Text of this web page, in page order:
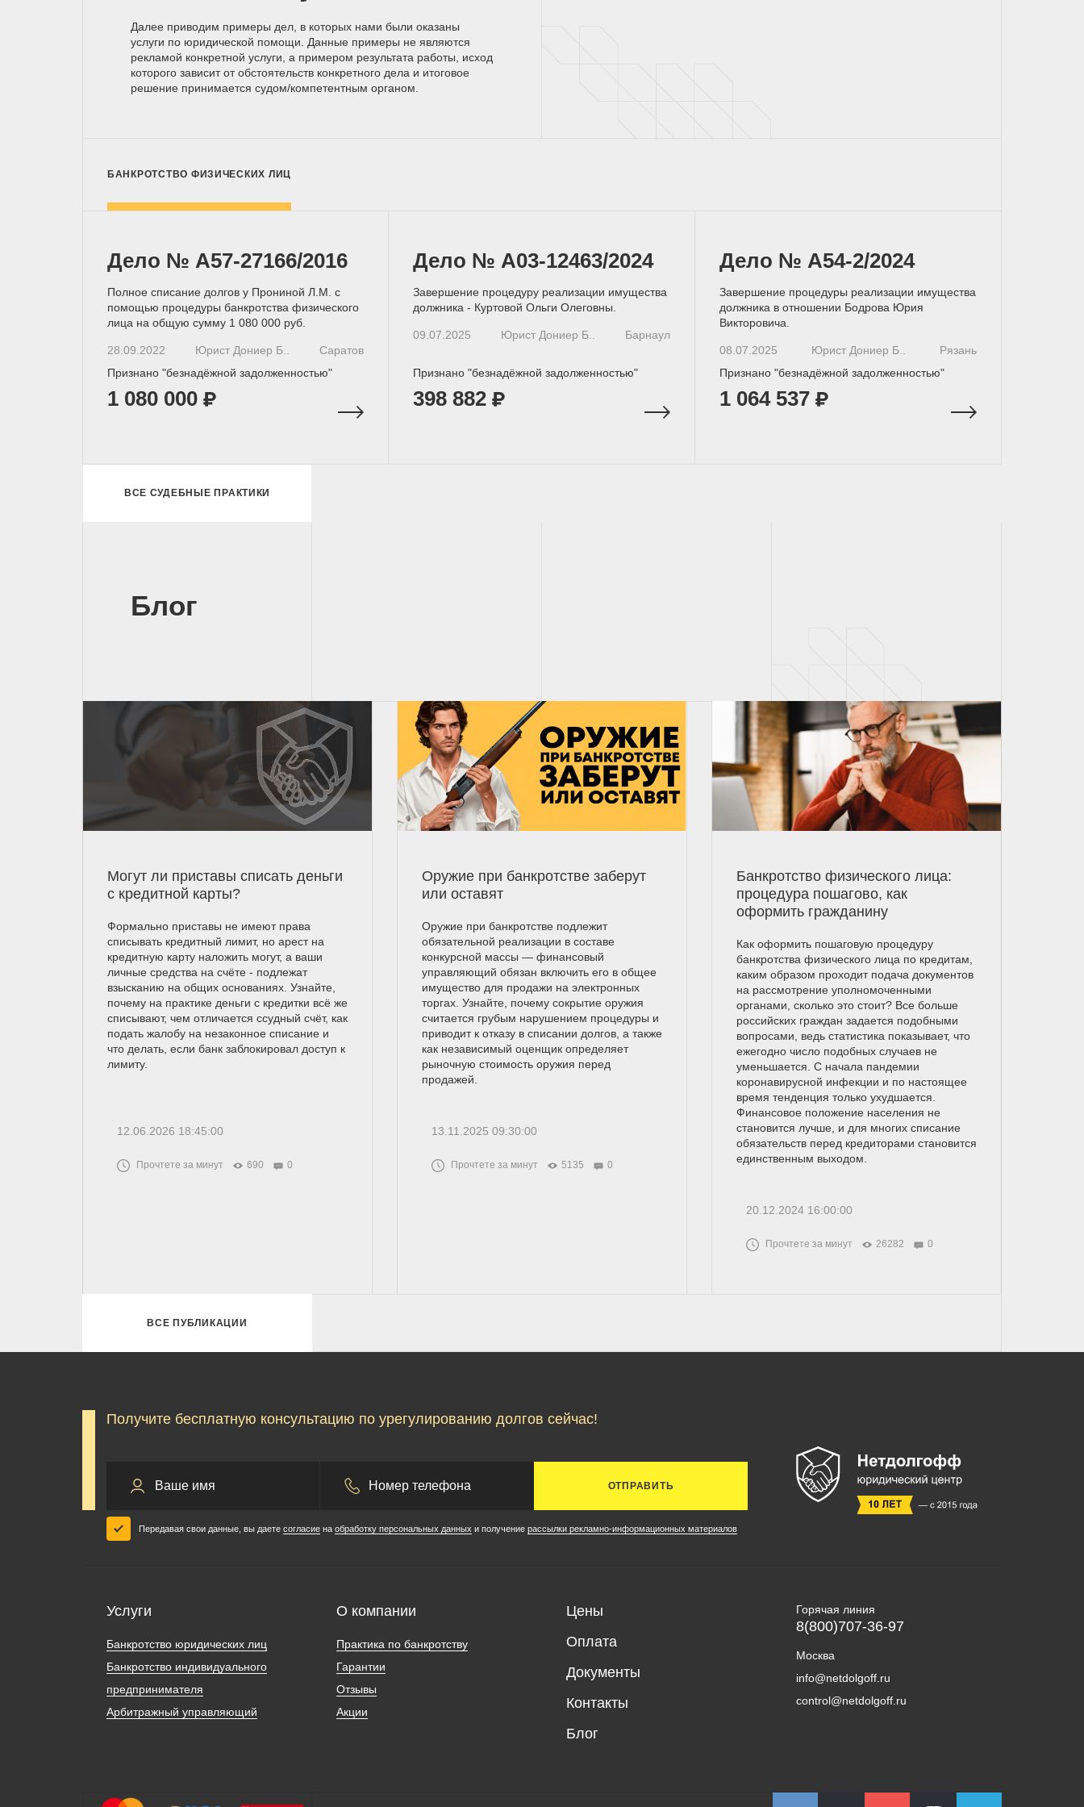
Далее приводим примеры дел, в которых нами были оказаны
услуги по юридической помощи. Данные примеры не являются
рекламой конкретной услуги, а примером результата работы, исход
которого зависит от обстоятельств конкретного дела и итоговое
решение принимается судом/компетентным органом.
БАНКРОТСТВО ФИЗИЧЕСКИХ ЛИЦ
Дело № A57-27166/2016
Полное списание долгов у Прониной Л.М. с
помощью процедуры банкротства физического
лица на общую сумму 1 080 000 руб.
28.09.2022 Юрист Дониер Б..
Саратов
Признано "безнадёжной задолженностью"
1 080 000
Дело № А03-12463/2024
Завершение процедуру реализации имущества
должника - Куртовой Ольги Олеговны.
09.07.2025 Юрист Дониер Б.. Барнаул
Признано "безнадёжной задолженностью"
398 882
Дело № А54-2/2024
Завершение процедуры реализации имущества
должника в отношении Бодрова Юрия
Викторовича.
08.07.2025 Юрист Дониер Б..
Рязань
Признано "безнадёжной задолженностью"
1 064 537
ВСЕ СУДЕБНЫЕ ПРАКТИКИ
Блог
Могут ли приставы списать деньги
с кредитной карты?
Формально приставы не имеют права
списывать кредитный лимит, но арест на
кредитную карту наложить могут, а ваши
личные средства на счёте - подлежат
взысканию на общих основаниях. Узнайте,
почему на практике деньги с кредитки всё же
списывают, чем отличается ссудный счёт, как
подать жалобу на незаконное списание и
что делать, если банк заблокировал доступ к
лимиту.
12.06.2026 18:45:00
Прочтете за минут 690 0
Оружие при банкротстве заберут
или оставят
Оружие при банкротстве подлежит
обязательной реализации в составе
конкурсной массы — финансовый
управляющий обязан включить его в общее
имущество для продажи на электронных
торгах. Узнайте, почему сокрытие оружия
считается грубым нарушением процедуры и
приводит к отказу в списании долгов, а также
как независимый оценщик определяет
рыночную стоимость оружия перед
продажей.
13.11.2025 09:30:00
Прочтете за минут 5135 0
Банкротство физического лица:
процедура пошагово, как
оформить гражданину
Как оформить пошаговую процедуру
банкротства физического лица по кредитам,
каким образом проходит подача документов
на рассмотрение уполномоченными
органами, сколько это стоит? Все больше
российских граждан задается подобными
вопросами, ведь статистика показывает, что
ежегодно число подобных случаев не
уменьшается. С начала пандемии
коронавирусной инфекции и по настоящее
время тенденция только ухудшается.
Финансовое положение населения не
становится лучше, и для многих списание
обязательств перед кредиторами становится
единственным выходом.
20.12.2024 16:00:00
Прочтете за минут 26282 0
ВСЕ ПУБЛИКАЦИИ
Получите бесплатную консультацию по урегулированию долгов сейчас!
ОТПРАВИТЬ
Передавая свои данные, вы даете согласие на обработку персональных данных и получение рассылки рекламно-информационных материалов
Услуги
Банкротство юридических лиц
Банкротство индивидуального
предпринимателя
Арбитражный управляющий
О компании
Практика по банкротству
Гарантии
Отзывы
Акции
Цены
Оплата
Документы
Контакты
Блог
Горячая линия
8(800)707-36-97
Москва
info@netdolgoff.ru
control@netdolgoff.ru